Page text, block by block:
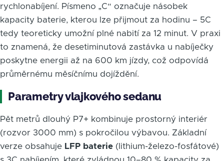
rychlonabíjení. Písmeno „C“ označuje násobek
kapacity baterie, kterou lze přijmout za hodinu – 5C
tedy teoreticky umožní plné nabití za 12 minut. V praxi
to znamená, že desetiminutová zastávka u nabíječky
poskytne energii až na 600 km jízdy, což odpovídá
průměrnému měsíčnímu dojíždění.
Parametry vlajkového sedanu
Pět metrů dlouhý P7+ kombinuje prostorný interiér
(rozvor 3000 mm) s pokročilou výbavou. Základní
verze obsahuje LFP baterie (lithium-železo-fosfátové)